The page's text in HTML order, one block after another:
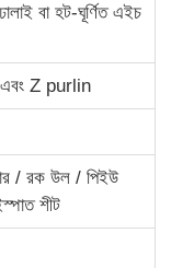
বা হট-ঘূর্ণিত এইচ
Z purlin
/ রক উল / পিইউ
শীট